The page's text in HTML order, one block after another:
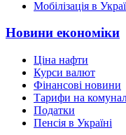
Мобілізація в
Новини економіки
Ціна нафти
Курси валют
Фінансові новини
Тарифи на
Податки
Пенсія в Україні